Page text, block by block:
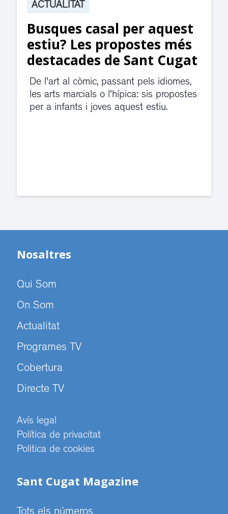
ACTUALITAT
Suspesa l’activitat als
jutjats de Rubí fins
divendres per una fuita
d’aigua
El servei de guàrdia i el jutjat de
violència de gènere s'han traslladat a
Nosaltres
Qui Som
On Som
Actualitat
Programes TV
Cobertura
Directe TV
Avís legal
Política de privacitat
Politica de cookies
Sant Cugat Magazine